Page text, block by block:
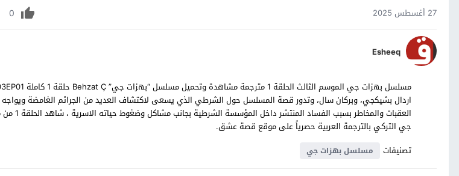
27 أغسطس 2025 0
Esheeq
اردال بشيكجي، وبركان سال، وتدور قصة المسلسل حول الشرطي الذي يسعى لاكتشاف العديد من الجرائم الغامضة ويواجه
العقبات والمخاطر
جي التركي بالترجمة العربية حصرياً على موقع قصة عشق.
تصنيفات
مسلسل بهزات جي